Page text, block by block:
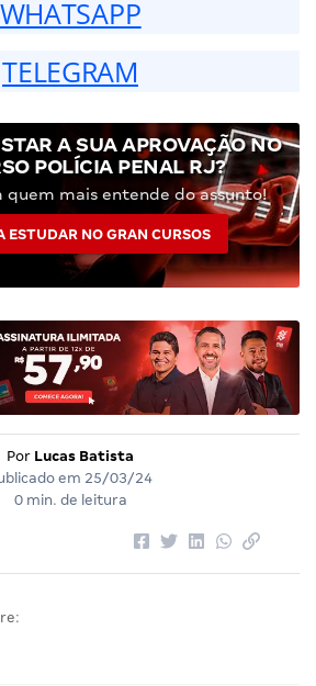
WHATSAPP
TELEGRAM
A SUA APROVAÇÃO NO
POLÍCIA PENAL RJ?
quem mais entende do assunto!
ESTUDAR NO GRAN CURSOS
Por Lucas Batista
em 25/03/24
0 min. de leitura